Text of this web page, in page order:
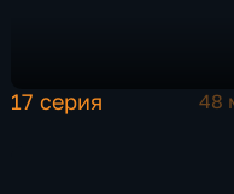
17 серия 48